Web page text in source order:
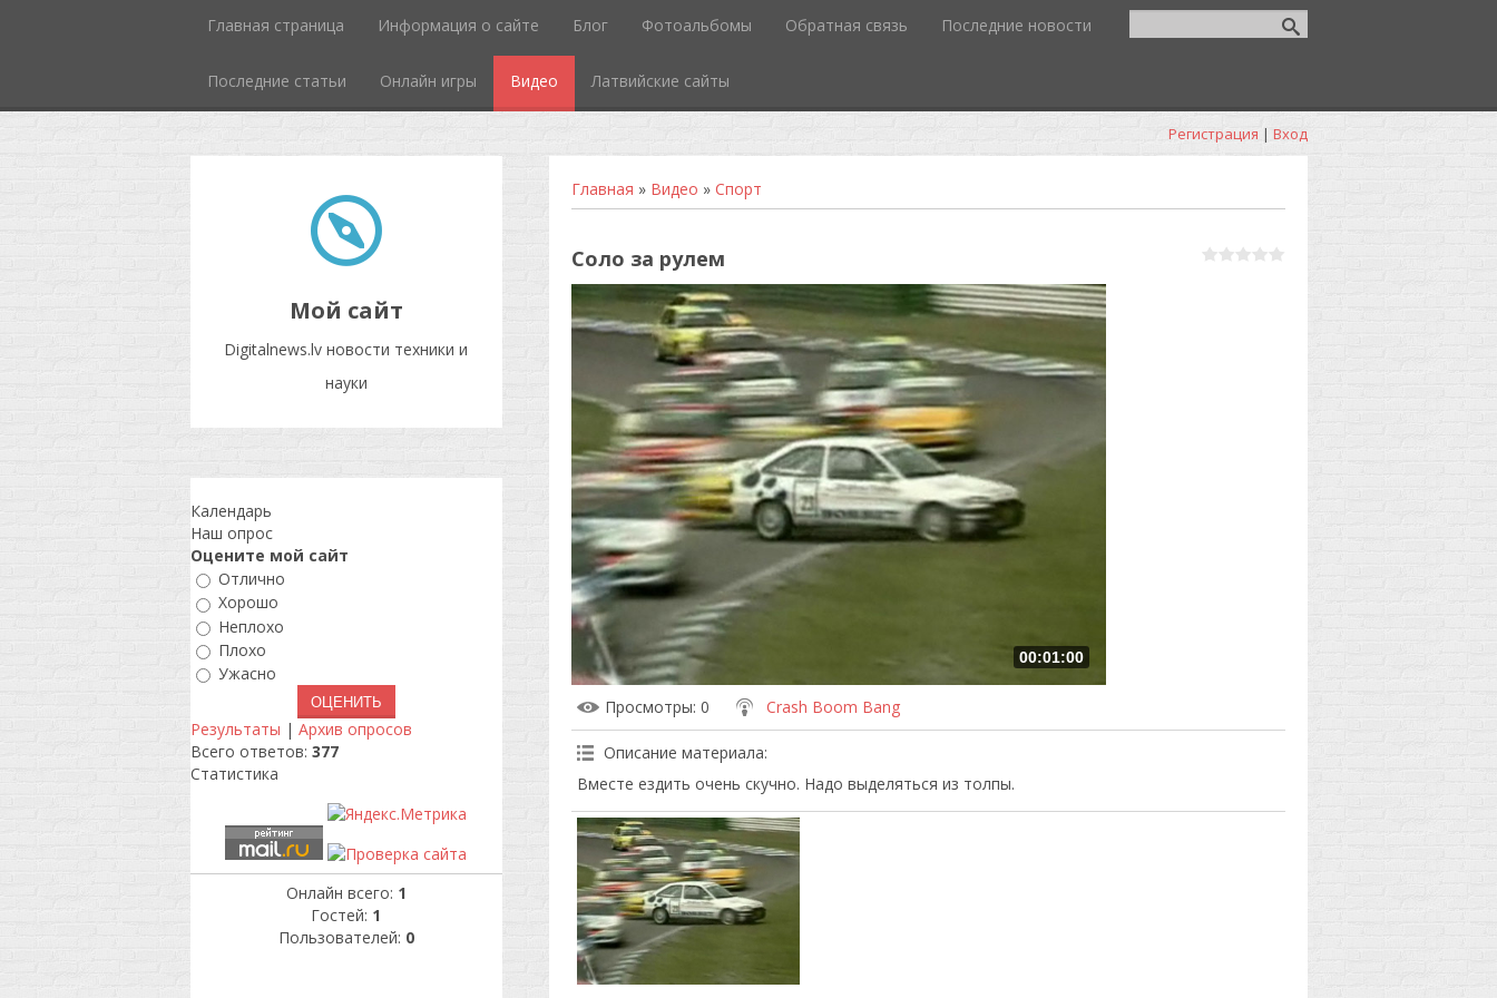
Главная страница Информация о сайте Блог Фотоальбомы Обратная связь Последние новости
Последние статьи Онлайн игры Видео Латвийские сайты
Регистрация | Вход
Мой сайт
Digitalnews.lv новости техники и
науки
Главная » Видео » Спорт
Соло за рулем
00:01:00
Просмотры: 0 Crash Boom Bang
Описание материала:
Вместе ездить очень скучно. Надо выделяться из толпы.
Календарь
Наш опрос
Оцените мой сайт
Отлично
Хорошо
Неплохо
Плохо
Ужасно
Результаты | Архив опросов
Всего ответов: 377
Статистика
Онлайн всего: 1
Гостей: 1
Пользователей: 0